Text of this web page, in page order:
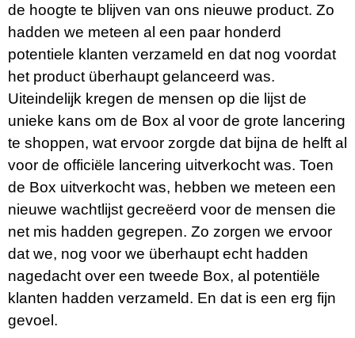
de hoogte te blijven van ons nieuwe product. Zo
hadden we meteen al een paar honderd
potentiele klanten verzameld en dat nog voordat
het product überhaupt gelanceerd was.
Uiteindelijk kregen de mensen op die lijst de
unieke kans om de Box al voor de grote lancering
te shoppen, wat ervoor zorgde dat bijna de helft al
voor de officiële lancering uitverkocht was. Toen
de Box uitverkocht was, hebben we meteen een
nieuwe wachtlijst gecreëerd voor de mensen die
net mis hadden gegrepen. Zo zorgen we ervoor
dat we, nog voor we überhaupt echt hadden
nagedacht over een tweede Box, al potentiële
klanten hadden verzameld. En dat is een erg fijn
gevoel.